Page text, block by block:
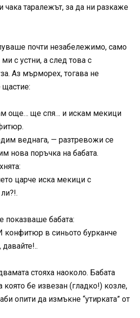
чака таралежът, за да ни разкаже
почти незабележимо, само
с устни, а след това с
Аз мърморех, тогава не
щастие:
още… ще спя… и искам мекици
веднага, — разтревожи се
нова поръчка на бабата.
царче иска мекици с
показваше бабата:
конфитюр в синьото бурканче
стояха наоколо. Бабата
бе извезан (гладко!) козле,
опити да измъкне “утирката” от